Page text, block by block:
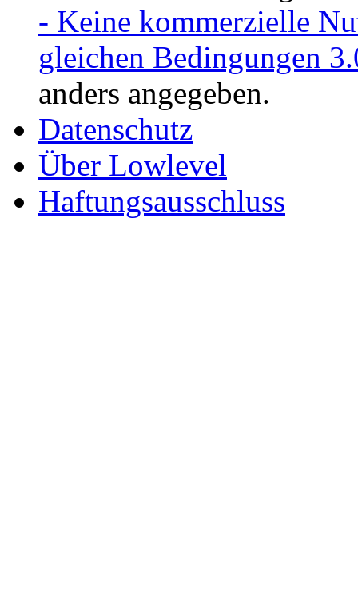
- Keine kommerzielle
gleichen Bedingungen
anders angegeben.
Datenschutz
Über Lowlevel
Haftungsausschluss